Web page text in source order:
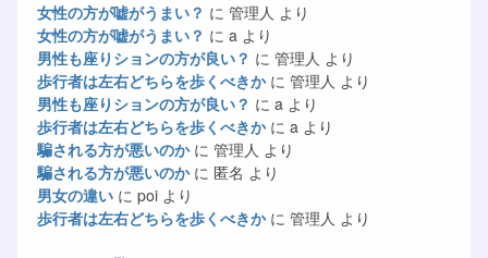
女性の方が嘘がうまい？ に 管理人 より
女性の方が嘘がうまい？ に aより
男性も座りションの方が良い？ に 管理人 より
歩行者は左右どちらを歩くべきかに 管理人 より
男性も座りションの方が良い？ に aより
歩行者は左右どちらを歩くべきかに aより
騙される方が悪いのかに 管理人 より
騙される方が悪いのかに 匿名 より
男女の違いに poiより
歩行者は左右どちらを歩くべきかに 管理人 より